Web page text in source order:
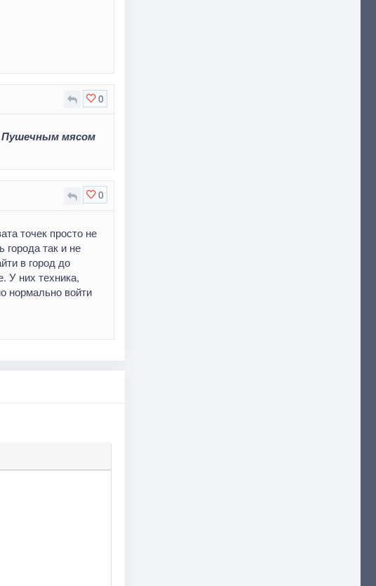
0
Пушечным мясом
0
точек просто не
города так и не
в город до
У них техника,
нормально войти